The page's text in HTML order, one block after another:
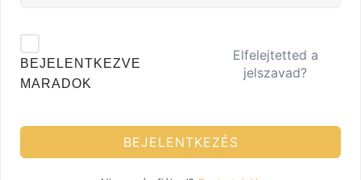
BEJELENTKEZVE
MARADOK
Elfelejtetted a
jelszavad?
BEJELENTKEZÉS